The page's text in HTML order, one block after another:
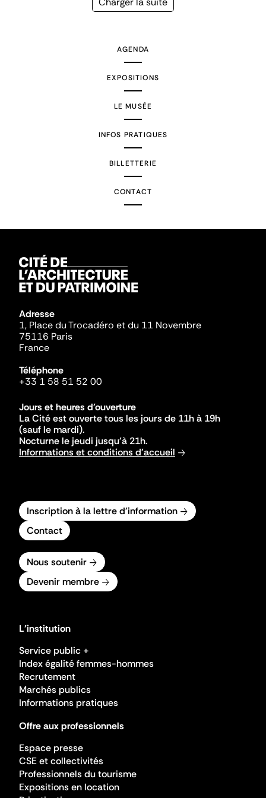
AGENDA
EXPOSITIONS
LE MUSÉE
INFOS PRATIQUES
BILLETTERIE
CONTACT
Adresse
1, Place du Trocadéro et du 11 Novembre
75116 Paris
France
Téléphone
+33 1 58 51 52 00
Jours et heures d'ouverture
La Cité est ouverte tous les jours de 11h à 19h
(sauf le mardi).
Nocturne le jeudi jusqu'à 21h.
Informations et conditions d'accueil
Inscription à la lettre d'information
Contact
Nous soutenir
Devenir membre
L'institution
Service public +
Index égalité femmes-hommes
Recrutement
Marchés publics
Informations pratiques
Offre aux professionnels
Espace presse
CSE et collectivités
Professionnels du tourisme
Expositions en location